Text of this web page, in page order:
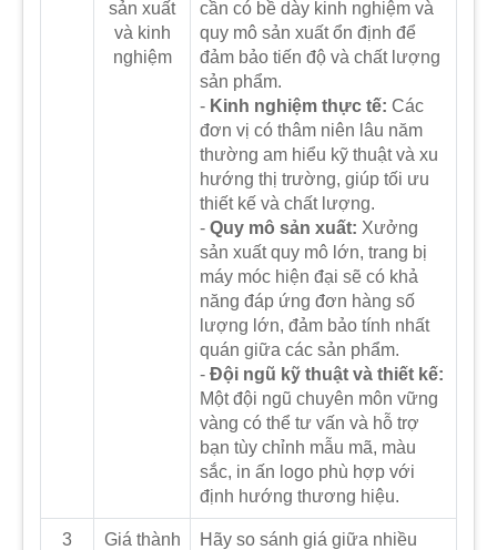
sản xuất
và kinh
nghiệm
cần có bề dày kinh nghiệm và
quy mô sản xuất ổn định để
đảm bảo tiến độ và chất lượng
sản phẩm.
- Kinh nghiệm thực tế: Các
đơn vị có thâm niên lâu năm
thường am hiểu kỹ thuật và xu
hướng thị trường, giúp tối ưu
thiết kế và chất lượng.
- Quy mô sản xuất: Xưởng
sản xuất quy mô lớn, trang bị
máy móc hiện đại sẽ có khả
năng đáp ứng đơn hàng số
lượng lớn, đảm bảo tính nhất
quán giữa các sản phẩm.
- Đội ngũ kỹ thuật và thiết kế:
Một đội ngũ chuyên môn vững
vàng có thể tư vấn và hỗ trợ
bạn tùy chỉnh mẫu mã, màu
sắc, in ấn logo phù hợp với
định hướng thương hiệu.
3
Giá thành
Hãy so sánh giá giữa nhiều